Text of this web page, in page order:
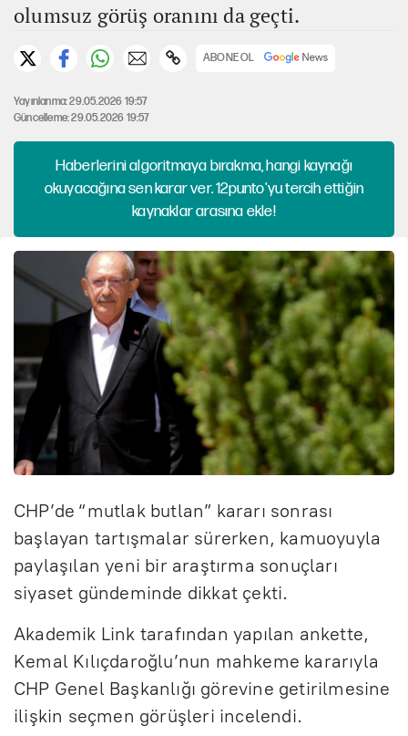
olumsuz görüş oranını da geçti.
ABONE OL
Yayınlanma: 29.05.2026 19:57
Güncelleme: 29.05.2026 19:57
Haberlerini algoritmaya bırakma, hangi kaynağı
okuyacağına sen karar ver. 12punto'yu tercih ettiğin
kaynaklar arasına ekle!
CHP’de “mutlak butlan” kararı sonrası
başlayan tartışmalar sürerken, kamuoyuyla
paylaşılan yeni bir araştırma sonuçları
siyaset gündeminde dikkat çekti.
Akademik Link tarafından yapılan ankette,
Kemal Kılıçdaroğlu’nun mahkeme kararıyla
CHP Genel Başkanlığı görevine getirilmesine
ilişkin seçmen görüşleri incelendi.